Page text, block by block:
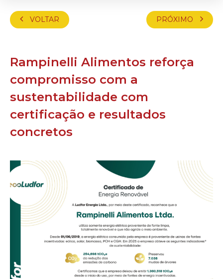
VOLTAR PRÓXIMO
Rampinelli Alimentos reforça
compromisso com a
sustentabilidade com
certificação e resultados
concretos